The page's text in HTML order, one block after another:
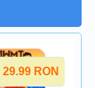
29.99 RON